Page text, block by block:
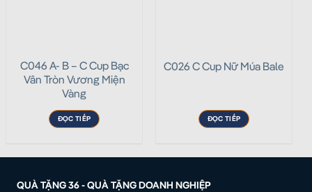
C046 A- B – C Cup Bạc
Vân Tròn Vương Miện
Vàng
ĐỌC TIẾP
C026 C Cup Nữ Múa Bale
ĐỌC TIẾP
QUÀ TẶNG 36 - QUÀ TẶNG DOANH NGHIỆP